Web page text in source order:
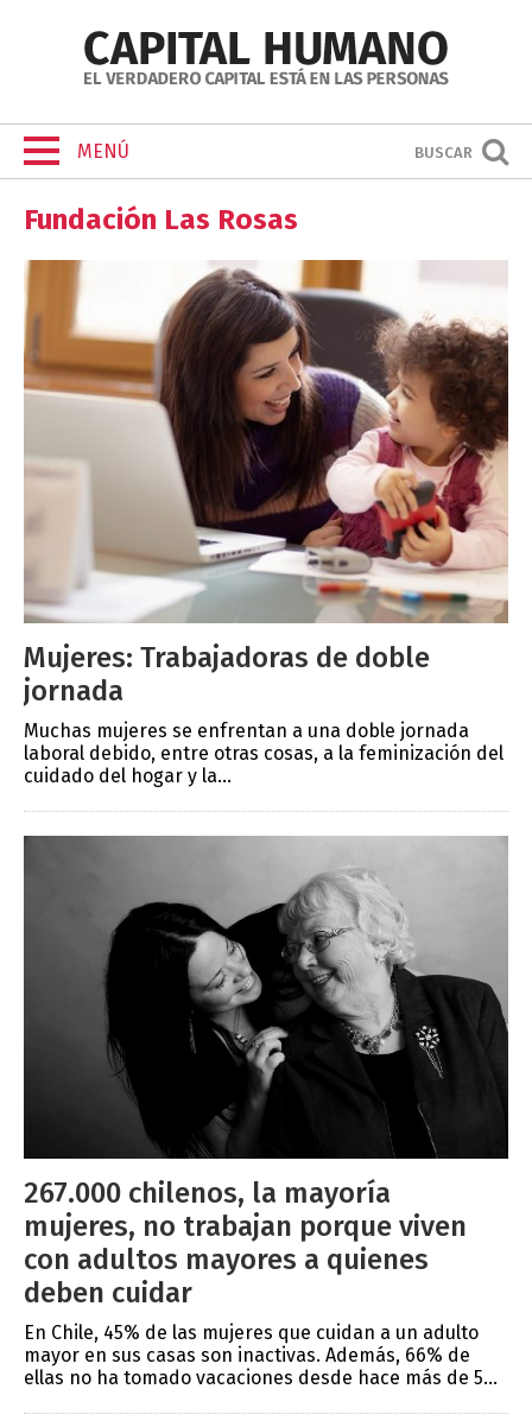
MENÚ BUSCAR
Fundación Las Rosas
Mujeres: Trabajadoras de doble
jornada
Muchas mujeres se enfrentan a una doble jornada
laboral debido, entre otras cosas, a la feminización del
cuidado del hogar y la...
267.000 chilenos, la mayoría
mujeres, no trabajan porque viven
con adultos mayores a quienes
deben cuidar
En Chile, 45% de las mujeres que cuidan a un adulto
mayor en sus casas son inactivas. Además, 66% de
ellas no ha tomado vacaciones desde hace más de 5...